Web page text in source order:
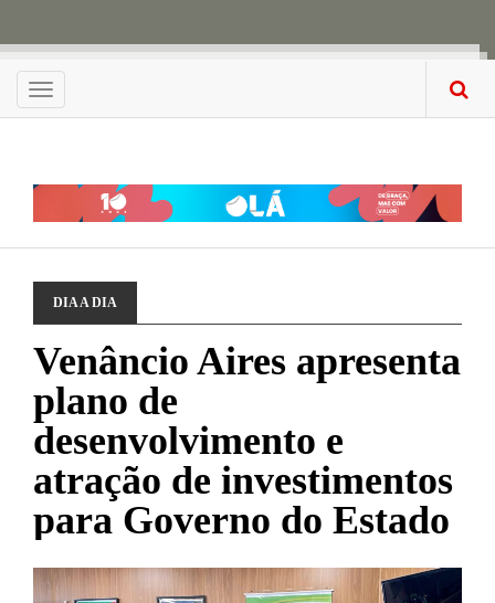
Menu
DIA A DIA
Venâncio Aires apresenta
plano de
desenvolvimento e
atração de investimentos
para Governo do Estado